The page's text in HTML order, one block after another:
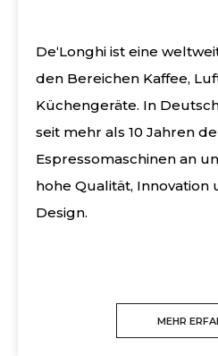
De‘Longhi ist eine
den Bereichen Kaffee,
Küchengeräte. In
seit mehr als 10 Jahren
Espressomaschinen an
hohe Qualität, Innovation
Design.
MEHR